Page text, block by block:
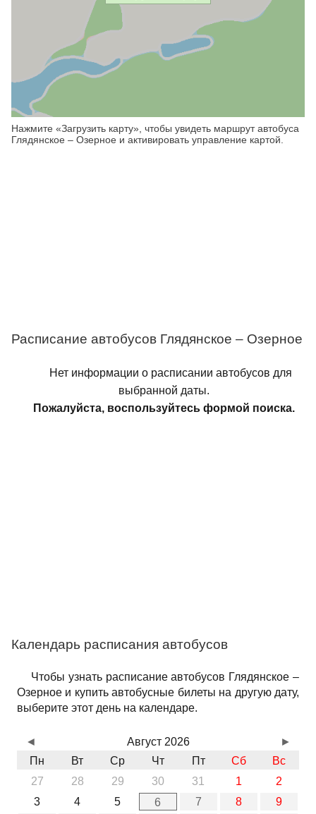
Нажмите «Загрузить карту», чтобы увидеть маршрут автобуса
Глядянское – Озерное и активировать управление картой.
Расписание автобусов Глядянское – Озерное
Нет информации о расписании автобусов для
выбранной даты.
Пожалуйста, воспользуйтесь формой поиска.
Календарь расписания автобусов
Чтобы узнать расписание автобусов Глядянское –
Озерное и купить автобусные билеты на другую дату,
выберите этот день на календаре.
Август 2026
Пн
Вт Ср Чт Пт Сб
Вс
27
28 29 30 31 1
2
3
4 5 6 7 8
9
◄ ►